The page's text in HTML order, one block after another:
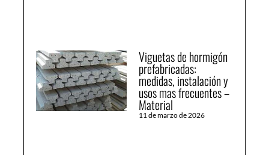
Viguetas de hormigón
prefabricadas:
medidas, instalación y
usos mas frecuentes –
Material
11 de marzo de 2026